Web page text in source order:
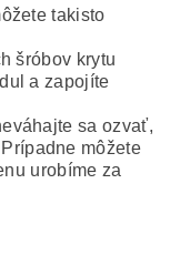
takisto
šróbov krytu
a zapojíte
sa ozvať,
Prípadne môžete
urobíme za